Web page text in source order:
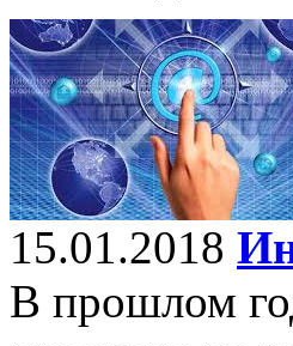
15.01.2018
В прошлом